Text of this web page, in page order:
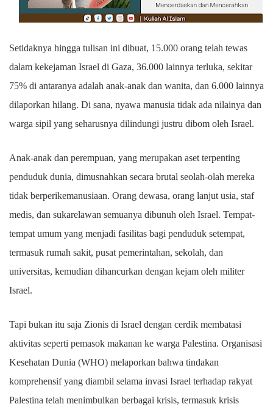
Setidaknya hingga tulisan ini dibuat, 15.000 orang telah tewas
dalam kekejaman Israel di Gaza, 36.000 lainnya terluka, sekitar
75% di antaranya adalah anak-anak dan wanita, dan 6.000 lainnya
dilaporkan hilang. Di sana, nyawa manusia tidak ada nilainya dan
warga sipil yang seharusnya dilindungi justru dibom oleh Israel.
Anak-anak dan perempuan, yang merupakan aset terpenting
penduduk dunia, dimusnahkan secara brutal seolah-olah mereka
tidak berperikemanusiaan. Orang dewasa, orang lanjut usia, staf
medis, dan sukarelawan semuanya dibunuh oleh Israel. Tempat-
tempat umum yang menjadi fasilitas bagi penduduk setempat,
termasuk rumah sakit, pusat pemerintahan, sekolah, dan
universitas, kemudian dihancurkan dengan kejam oleh militer
Israel.
Tapi bukan itu saja Zionis di Israel dengan cerdik membatasi
aktivitas seperti pemasok makanan ke warga Palestina. Organisasi
Kesehatan Dunia (WHO) melaporkan bahwa tindakan
komprehensif yang diambil selama invasi Israel terhadap rakyat
Palestina telah menimbulkan berbagai krisis, termasuk krisis